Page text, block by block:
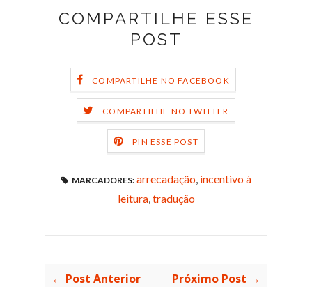
COMPARTILHE ESSE
POST
COMPARTILHE NO FACEBOOK
COMPARTILHE NO TWITTER
PIN ESSE POST
MARCADORES: arrecadação, incentivo à
leitura,tradução
← Post Anterior Próximo Post →